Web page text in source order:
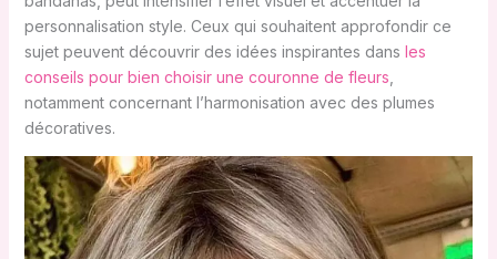
personnalisation style. Ceux qui souhaitent approfondir ce
sujet peuvent découvrir des idées inspirantes dans les
conseils pour bien choisir une couronne de fleurs
notamment concernant l’harmonisation avec des plumes
décoratives.